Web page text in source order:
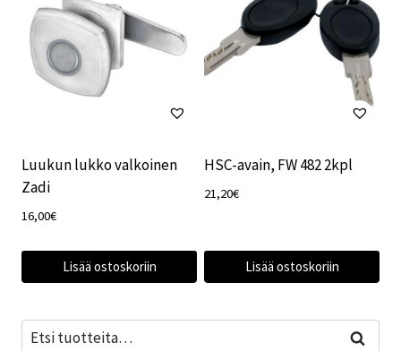
Luukun lukko valkoinen
Zadi
16,00€
Lisää ostoskoriin
HSC-avain, FW 482 2kpl
21,20€
Lisää ostoskoriin
Etsi: Haku